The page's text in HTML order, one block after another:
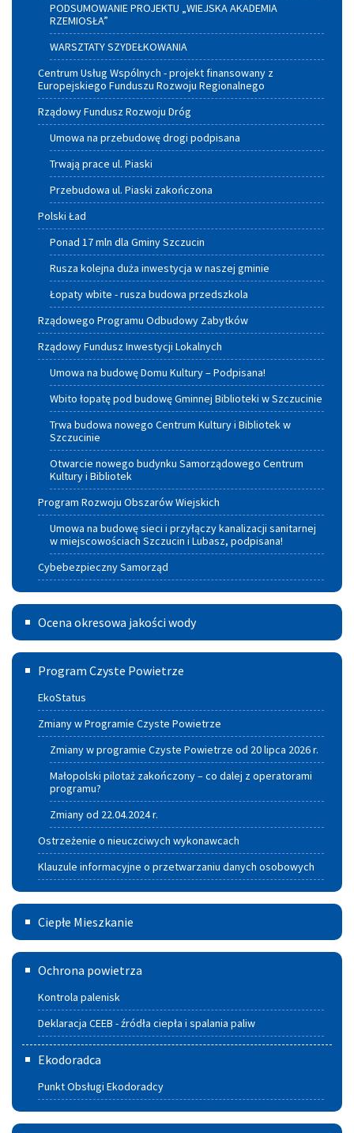
PODSUMOWANIE PROJEKTU „WIEJSKA AKADEMIA
RZEMIOSŁA”
WARSZTATY SZYDEŁKOWANIA
Centrum Usług Wspólnych - projekt finansowany z
Europejskiego Funduszu Rozwoju Regionalnego
Rządowy Fundusz Rozwoju Dróg
Umowa na przebudowę drogi podpisana
Trwają prace ul. Piaski
Przebudowa ul. Piaski zakończona
Polski Ład
Ponad 17 mln dla Gminy Szczucin
Rusza kolejna duża inwestycja w naszej gminie
Łopaty wbite - rusza budowa przedszkola
Rządowego Programu Odbudowy Zabytków
Rządowy Fundusz Inwestycji Lokalnych
Umowa na budowę Domu Kultury – Podpisana!
Wbito łopatę pod budowę Gminnej Biblioteki w Szczucinie
Trwa budowa nowego Centrum Kultury i Bibliotek w
Szczucinie
Otwarcie nowego budynku Samorządowego Centrum
Kultury i Bibliotek
Program Rozwoju Obszarów Wiejskich
Umowa na budowę sieci i przyłączy kanalizacji sanitarnej
w miejscowościach Szczucin i Lubasz, podpisana!
Cybebezpieczny Samorząd
Ocena
okresowa
jakości
wody
Ocena okresowa jakości wody
Program
czyste
powietrze
Program Czyste Powietrze
EkoStatus
Zmiany w Programie Czyste Powietrze
Zmiany w programie Czyste Powietrze od 20 lipca 2026 r.
Małopolski pilotaż zakończony – co dalej z operatorami
programu?
Zmiany od 22.04.2024 r.
Ostrzeżenie o nieuczciwych wykonawcach
Klauzule informacyjne o przetwarzaniu danych osobowych
Ciepłe
Mieszkanie
Ciepłe Mieszkanie
Deklaracja
CEEB
źródła
ciepła
i spalania
paliw
Ochrona powietrza
Kontrola palenisk
Deklaracja CEEB - źródła ciepła i spalania paliw
Ekodoradca
Punkt Obsługi Ekodoradcy